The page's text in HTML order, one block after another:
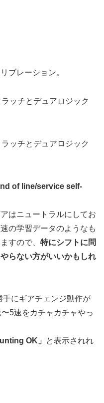
ブレーション。
of line/service self-
はニュートラルにしてお
の学習データのようなも
すので、 特にシフトに問
らない方がいいかもしれ
手にギアチェンジ動作が
5速をカチャカチャやっ
OK」
と表示されれ